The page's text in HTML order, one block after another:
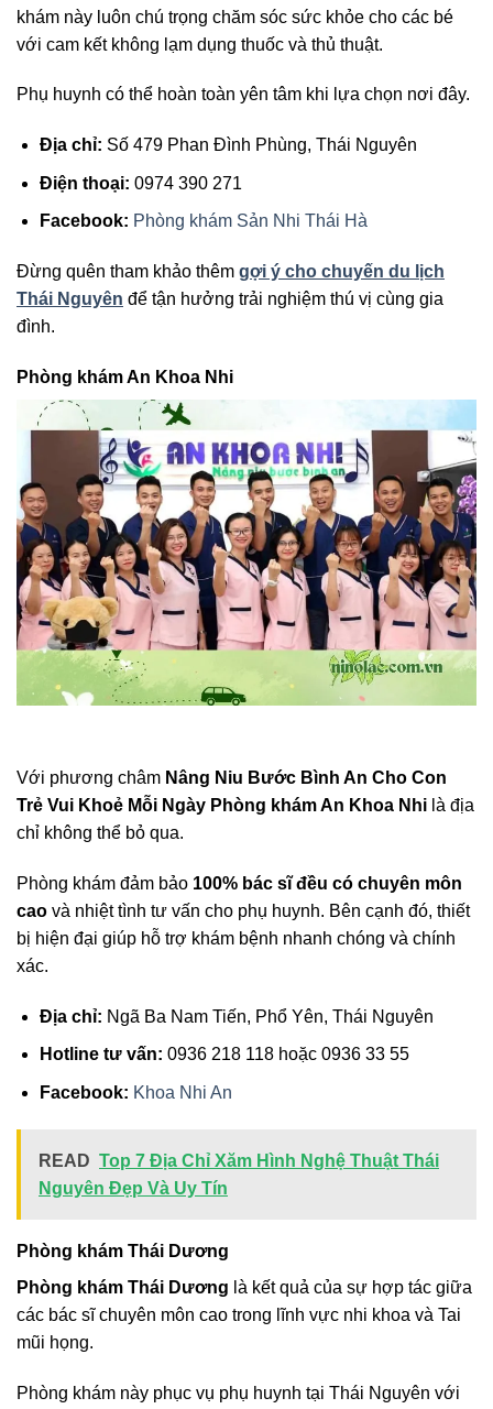
khám này luôn chú trọng chăm sóc sức khỏe cho các bé
với cam kết không lạm dụng thuốc và thủ thuật.
Phụ huynh có thể hoàn toàn yên tâm khi lựa chọn nơi đây.
Địa chỉ: Số 479 Phan Đình Phùng, Thái Nguyên
Điện thoại: 0974 390 271
Facebook: Phòng khám Sản Nhi Thái Hà
Đừng quên tham khảo thêm gợi ý cho chuyến du lịch
Thái Nguyên để tận hưởng trải nghiệm thú vị cùng gia
đình.
Phòng khám An Khoa Nhi
Với phương châm Nâng Niu Bước Bình An Cho Con
Trẻ Vui Khoẻ Mỗi Ngày Phòng khám An Khoa Nhi là địa
chỉ không thể bỏ qua.
Phòng khám đảm bảo 100% bác sĩ đều có chuyên môn
cao và nhiệt tình tư vấn cho phụ huynh. Bên cạnh đó, thiết
bị hiện đại giúp hỗ trợ khám bệnh nhanh chóng và chính
xác.
Địa chỉ: Ngã Ba Nam Tiến, Phổ Yên, Thái Nguyên
Hotline tư vấn: 0936 218 118 hoặc 0936 33 55
Facebook: Khoa Nhi An
READ Top 7 Địa Chỉ Xăm Hình Nghệ Thuật Thái
Nguyên Đẹp Và Uy Tín
Phòng khám Thái Dương
Phòng khám Thái Dương là kết quả của sự hợp tác giữa
các bác sĩ chuyên môn cao trong lĩnh vực nhi khoa và Tai
mũi họng.
Phòng khám này phục vụ phụ huynh tại Thái Nguyên với